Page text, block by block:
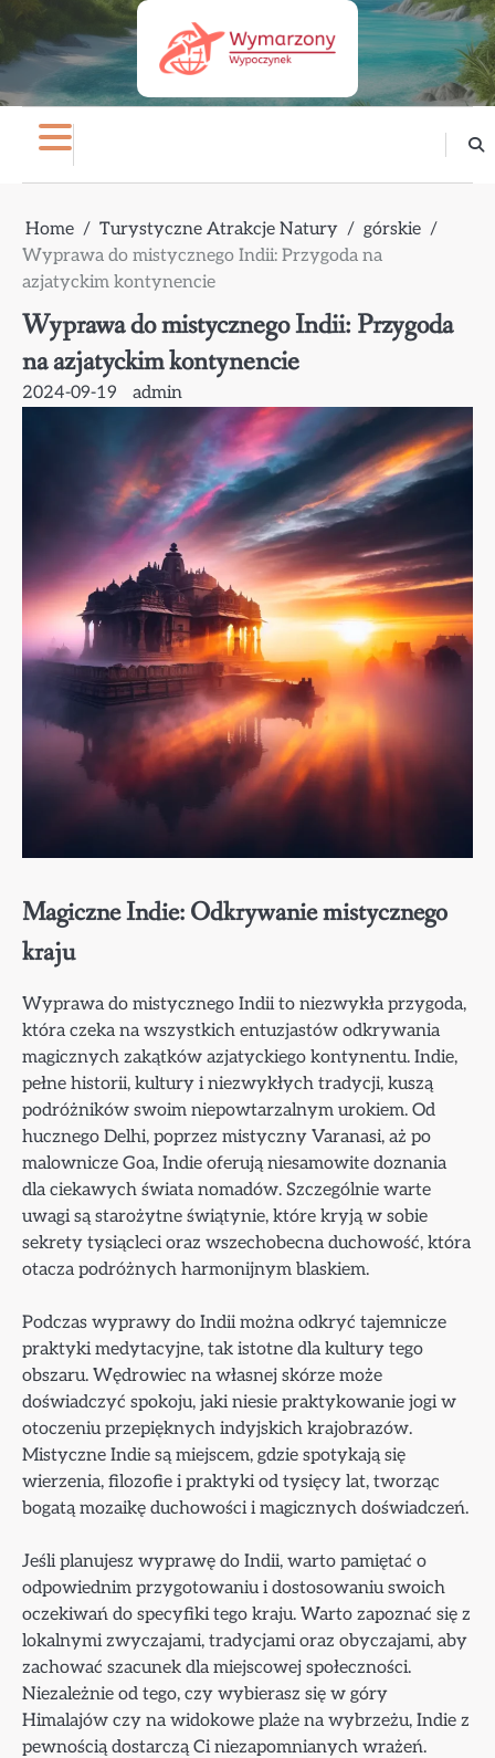
content
Home Turystyczne Atrakcje Natury
górskie
Wyprawa do mistycznego Indii: Przygoda na
azjatyckim kontynencie
Wyprawa do mistycznego Indii: Przygoda
na azjatyckim kontynencie
2024-09-19 admin
Magiczne Indie: Odkrywanie mistycznego
kraju
Wyprawa do mistycznego Indii to niezwykła przygoda,
która czeka na wszystkich entuzjastów odkrywania
magicznych zakątków azjatyckiego kontynentu. Indie,
pełne historii, kultury i niezwykłych tradycji, kuszą
podróżników swoim niepowtarzalnym urokiem. Od
hucznego Delhi, poprzez mistyczny Varanasi, aż po
malownicze Goa, Indie oferują niesamowite doznania
dla ciekawych świata nomadów. Szczególnie warte
uwagi są starożytne świątynie, które kryją w sobie
sekrety tysiącleci oraz wszechobecna duchowość, która
otacza podróżnych harmonijnym blaskiem.
Podczas wyprawy do Indii można odkryć tajemnicze
praktyki medytacyjne, tak istotne dla kultury tego
obszaru. Wędrowiec na własnej skórze może
doświadczyć spokoju, jaki niesie praktykowanie jogi w
otoczeniu przepięknych indyjskich krajobrazów.
Mistyczne Indie są miejscem, gdzie spotykają się
wierzenia, filozofie i praktyki od tysięcy lat, tworząc
bogatą mozaikę duchowości i magicznych doświadczeń.
Jeśli planujesz wyprawę do Indii, warto pamiętać o
odpowiednim przygotowaniu i dostosowaniu swoich
oczekiwań do specyfiki tego kraju. Warto zapoznać się z
lokalnymi zwyczajami, tradycjami oraz obyczajami, aby
zachować szacunek dla miejscowej społeczności.
Niezależnie od tego, czy wybierasz się w góry
Himalajów czy na widokowe plaże na wybrzeżu, Indie z
pewnością dostarczą Ci niezapomnianych wrażeń.